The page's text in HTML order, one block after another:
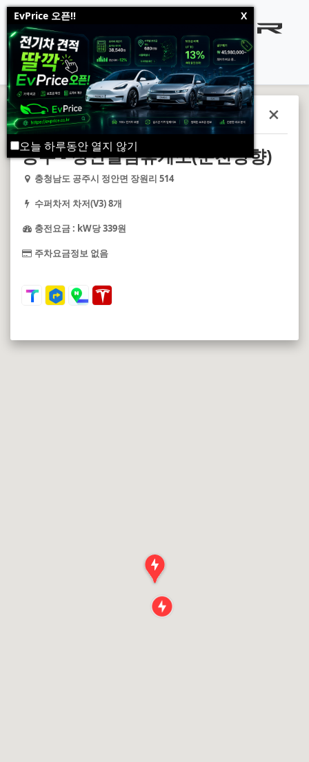
EvPrice 오픈!! X
오늘 하루동안 열지 않기
전국 테슬라 수퍼차저 & 데스티네
수퍼차저
공주 - 정안알밤휴게소(순천방향)
충청남도 공주시 정안면 장원리 514
수퍼차저 차저(V3) 8개
충전요금 : kW당 339원
주차요금정보 없음
수퍼차저 데스티네이션차저